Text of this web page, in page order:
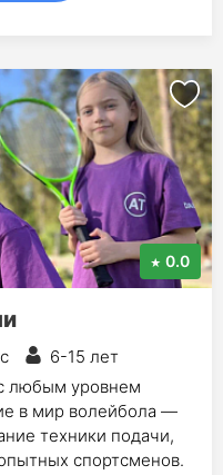
0.0
6-15 лет
любым уровнем
в мир волейбола —
техники подачи,
спортсменов.